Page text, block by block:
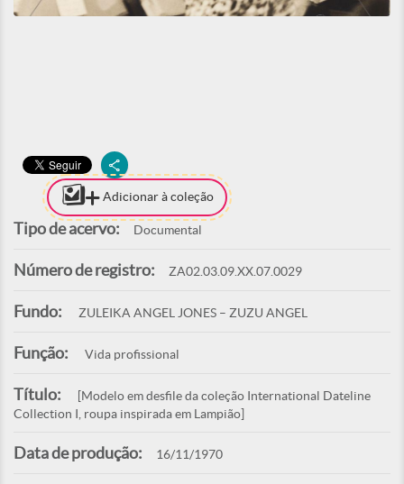
Adicionar à coleção
Tipo de acervo: Documental
Número de registro: ZA02.03.09.XX.07.0029
Fundo: ZULEIKA ANGEL JONES – ZUZU ANGEL
Função: Vida profissional
Título:
[Modelo em desfile da coleção International Dateline
Collection I, roupa inspirada em Lampião]
Data de produção: 16/11/1970